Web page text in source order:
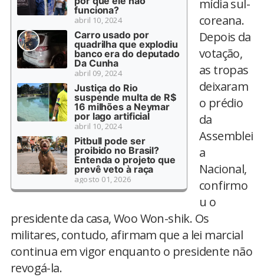
funciona?
abril 10, 2024
Carro usado por
quadrilha que explodiu
banco era do deputado
Da Cunha
abril 09, 2024
Justiça do Rio
suspende multa de R$
16 milhões a Neymar
por lago artificial
abril 10, 2024
Pitbull pode ser
proibido no Brasil?
Entenda o projeto que
prevê veto à raça
agosto 01, 2026
mídia sul-
coreana.
Depois da
votação,
as tropas
deixaram
o prédio
da
Assemblei
a
Nacional,
confirmo
u o
presidente da casa, Woo Won-shik. Os
militares, contudo, afirmam que a lei marcial
continua em vigor enquanto o presidente não
revogá-la.